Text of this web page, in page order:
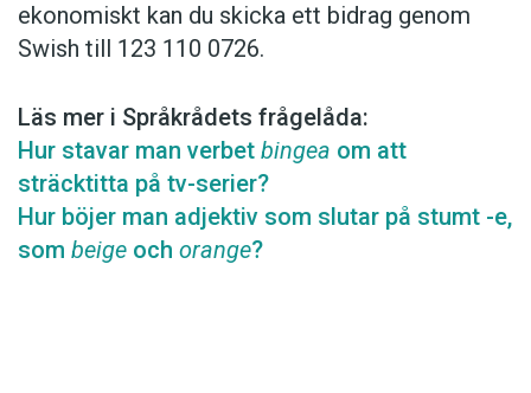
ekonomiskt kan du skicka ett bidrag genom
Swish till 123 110 0726.
Läs mer i Språkrådets frågelåda:
Hur stavar man verbet bingea om att
sträcktitta på tv-serier?
Hur böjer man adjektiv som slutar på stumt -e,
som beige och orange?